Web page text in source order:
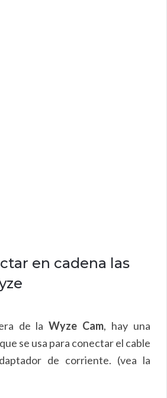
en cadena las
de laWyze Cam, hay una
que se usa para conectar el cable
de corriente. (vea la